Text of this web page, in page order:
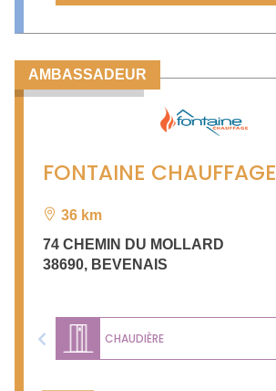
AMBASSADEUR
FONTAINE CHAUFFAGE
36 km
74 CHEMIN DU MOLLARD
38690, BEVENAIS
CHAUDIÈRE
Previous